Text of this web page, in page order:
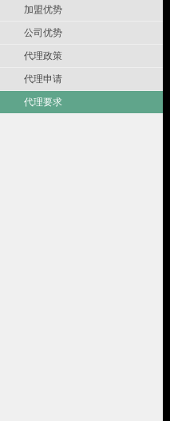
加盟优势
公司优势
代理政策
代理申请
代理要求